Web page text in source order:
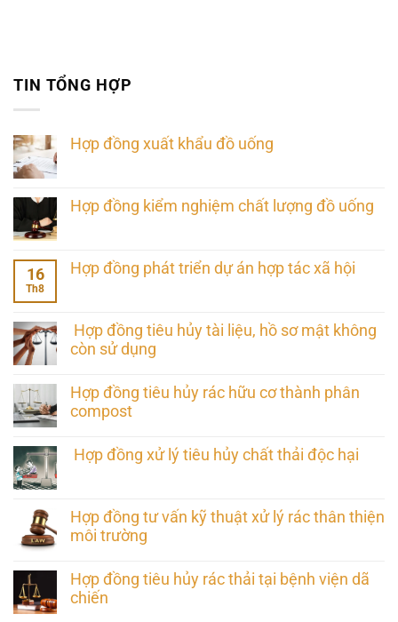
TIN TỔNG HỢP
Hợp đồng xuất khẩu đồ uống
Hợp đồng kiểm nghiệm chất lượng đồ uống
16
Th8
Hợp đồng phát triển dự án hợp tác xã hội
Hợp đồng tiêu hủy tài liệu, hồ sơ mật không
còn sử dụng
Hợp đồng tiêu hủy rác hữu cơ thành phân
compost
Hợp đồng xử lý tiêu hủy chất thải độc hại
Hợp đồng tư vấn kỹ thuật xử lý rác thân thiện
môi trường
Hợp đồng tiêu hủy rác thải tại bệnh viện dã
chiến